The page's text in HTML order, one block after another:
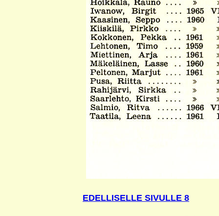
EDELLISELLE SIVULLE 8